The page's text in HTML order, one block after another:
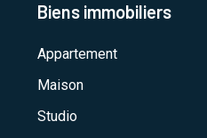
Biens immobiliers
Appartement
Maison
Studio